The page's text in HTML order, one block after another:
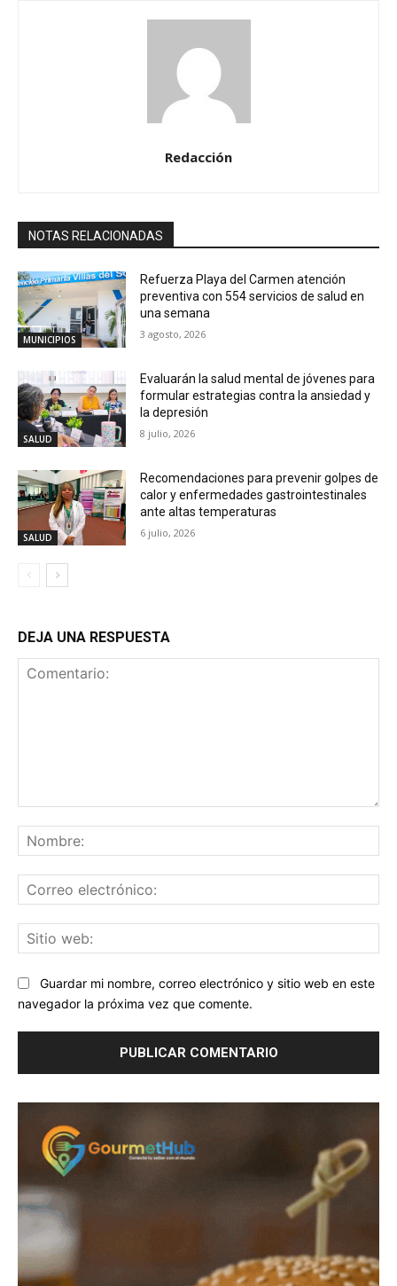
Redacción
NOTAS RELACIONADAS
MUNICIPIOS
Refuerza Playa del Carmen atención
preventiva con 554 servicios de salud en
una semana
3 agosto, 2026
SALUD
Evaluarán la salud mental de jóvenes para
formular estrategias contra la ansiedad y
la depresión
8 julio, 2026
SALUD
Recomendaciones para prevenir golpes de
calor y enfermedades gastrointestinales
ante altas temperaturas
6 julio, 2026
DEJA UNA RESPUESTA
Guardar mi nombre, correo electrónico y sitio web en este
navegador la próxima vez que comente.